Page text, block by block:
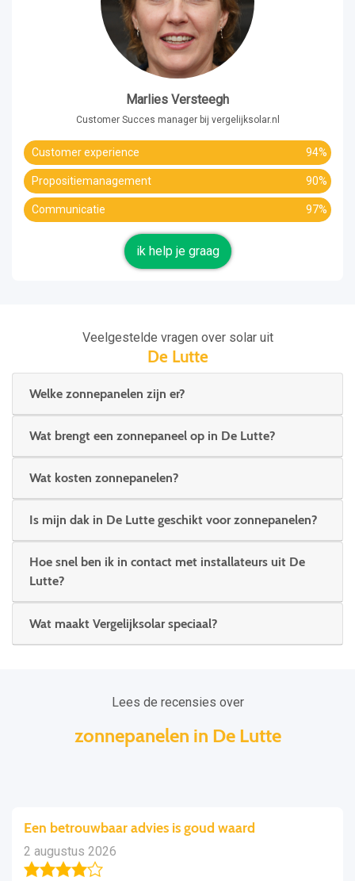
Marlies Versteegh
Customer Succes manager bij vergelijksolar.nl
Customer experience 94%
Propositiemanagement 90%
Communicatie 97%
ik help je graag
Veelgestelde vragen over solar uit
De Lutte
Welke zonnepanelen zijn er?
Wat brengt een zonnepaneel op in De Lutte?
Wat kosten zonnepanelen?
Is mijn dak in De Lutte geschikt voor zonnepanelen?
Hoe snel ben ik in contact met installateurs uit De
Lutte?
Wat maakt Vergelijksolar speciaal?
Lees de recensies over
zonnepanelen in De Lutte
Een betrouwbaar advies is goud waard
2 augustus 2026